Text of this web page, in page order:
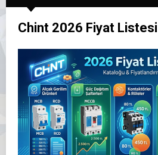
Chint 2026 Fiyat Listesi